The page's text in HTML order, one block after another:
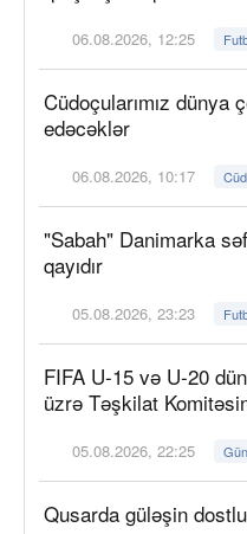
06.08.2026, 12:25
Cüdoçularımız dünya
edəcəklər
06.08.2026, 10:17
"Sabah" Danimarka
qayıdır
05.08.2026, 23:23
FIFA U-15 və U-20
üzrə Təşkilat
05.08.2026, 22:25
Qusarda güləşin